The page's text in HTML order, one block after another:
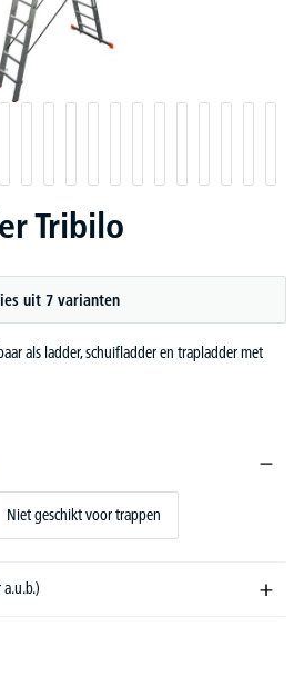
Tribilo
uit 7 varianten
als ladder, schuifladder en trapladder met
Niet geschikt voor trappen
a.u.b.)